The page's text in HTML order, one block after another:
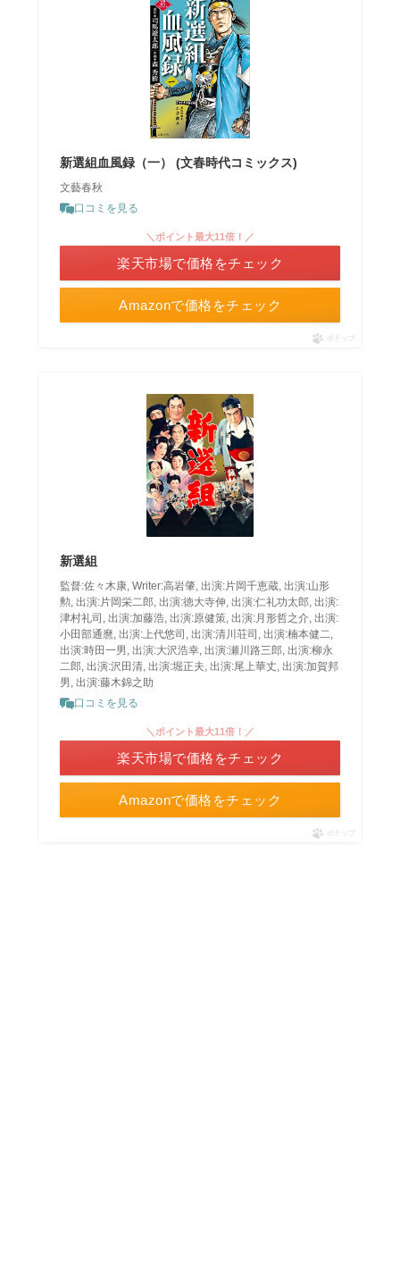
新選組血風録（一） (文春時代コミックス)
文藝春秋
口コミを見る
Amazonで価格をチェック
＼ポイント最大11倍！／
楽天市場で価格をチェック
ポチップ
新選組
監督:佐々木康, Writer:高岩肇, 出演:片岡千恵蔵, 出演:山形
勲, 出演:片岡栄二郎, 出演:徳大寺伸, 出演:仁礼功太郎, 出演:
津村礼司, 出演:加藤浩, 出演:原健策, 出演:月形哲之介, 出演:
小田部通麿, 出演:上代悠司, 出演:清川荘司, 出演:楠本健二,
出演:時田一男, 出演:大沢浩幸, 出演:瀬川路三郎, 出演:柳永
二郎, 出演:沢田清, 出演:堀正夫, 出演:尾上華丈, 出演:加賀邦
男, 出演:藤木錦之助
口コミを見る
Amazonで価格をチェック
＼ポイント最大11倍！／
楽天市場で価格をチェック
ポチップ